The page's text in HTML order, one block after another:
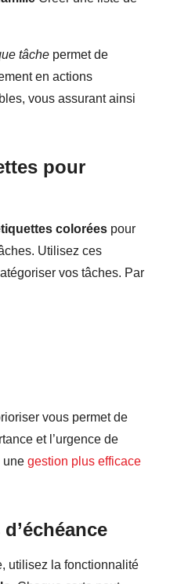
tâche permet de
en actions
vous assurant ainsi
pour
colorées pour
Utilisez ces
vos tâches. Par
vous permet de
et l’urgence de
une gestion plus efficace
utilisez la fonctionnalité